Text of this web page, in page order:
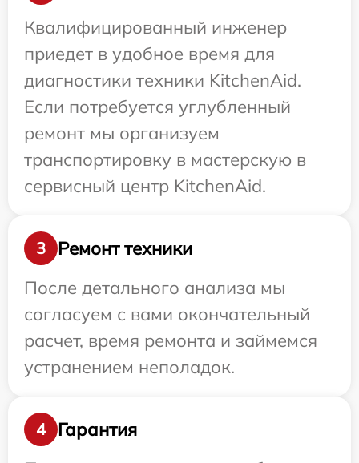
Квалифицированный инженер
приедет в удобное время для
диагностики техники KitchenAid.
Если потребуется углубленный
ремонт мы организуем
транспортировку в мастерскую в
сервисный центр KitchenAid.
3
Ремонт техники
После детального анализа мы
согласуем с вами окончательный
расчет, время ремонта и займемся
устранением неполадок.
4
Гарантия